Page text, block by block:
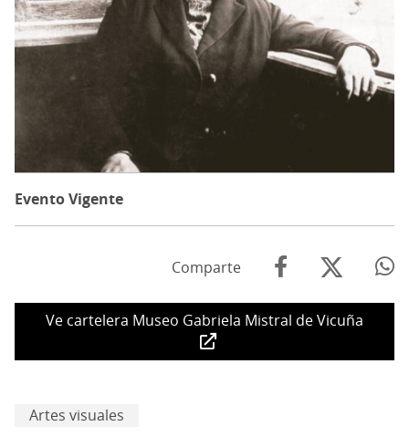
Evento Vigente
Comparte
Ve cartelera Museo Gabriela Mistral de Vicuña
Artes visuales